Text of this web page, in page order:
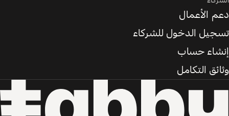
دعم الأعمال
تسجيل الدخول للشركاء
إنشاء حساب
وثائق التكامل